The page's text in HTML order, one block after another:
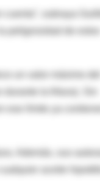
peligrosidad de estos
un valor máximo del
la fritura). Sin
ese límite ya
Además, sus